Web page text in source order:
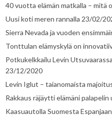
40 vuotta elämän matkalla – mitä
Uusi koti meren rannalla 23/02/
Sierra Nevada ja vuoden
Tonttulan elämyskylä on
Potkukelkkailu Levin
23/12/2020
Levin Iglut – taianomaista
Rakkaus räjäytti elämäni palapelin
Kaasuautolla Suomesta